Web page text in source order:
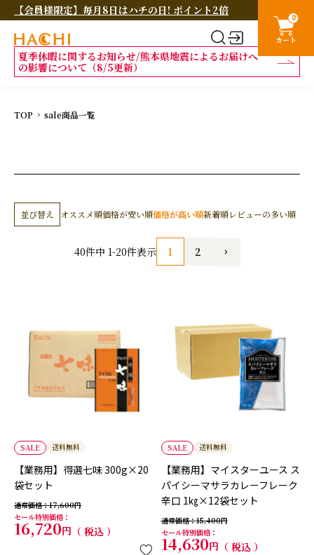
【会員様限定】毎月8日はハチの日! ポイント2倍
夏季休暇に関するお知らせ/熊本県地震によるお届けへ
の影響について（8/5更新）
0
カート
TOP sale商品一覧
並び替え オススメ順価格が安い順価格が高い順新着順レビューの多い順
40件中 1-20件表示 1 2
SALE 送料無料
【業務用】得選七味 300g×20
袋セット
通常価格
17,600
セール特別価格
16,720 税込
SALE 送料無料
【業務用】マイスターユース ス
パイシーマサラカレーフレーク
辛口 1㎏×12袋セット
通常価格
15,400
セール特別価格
14,630 税込